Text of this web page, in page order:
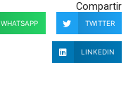
Compartir
WHATSAPP TWITTER
LINKEDIN